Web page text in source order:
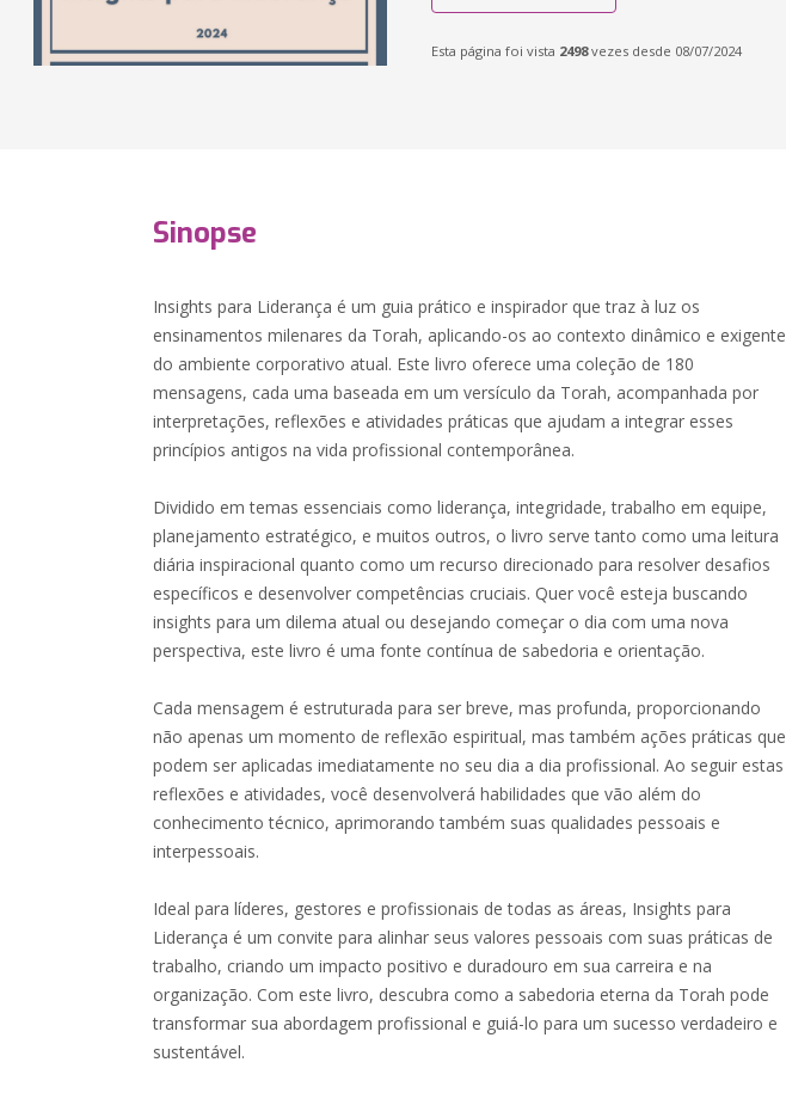
Esta página foi vista 2498vezes desde 08/07/2024
Sinopse
Insights para Liderança é um guia prático e inspirador que traz à luz os
ensinamentos milenares da Torah, aplicando-os ao contexto dinâmico e exigente
do ambiente corporativo atual. Este livro oferece uma coleção de 180
mensagens, cada uma baseada em um versículo da Torah, acompanhada por
interpretações, reflexões e atividades práticas que ajudam a integrar esses
princípios antigos na vida profissional contemporânea.
Dividido em temas essenciais como liderança, integridade, trabalho em equipe,
planejamento estratégico, e muitos outros, o livro serve tanto como uma leitura
diária inspiracional quanto como um recurso direcionado para resolver desafios
específicos e desenvolver competências cruciais. Quer você esteja buscando
insights para um dilema atual ou desejando começar o dia com uma nova
perspectiva, este livro é uma fonte contínua de sabedoria e orientação.
Cada mensagem é estruturada para ser breve, mas profunda, proporcionando
não apenas um momento de reflexão espiritual, mas também ações práticas que
podem ser aplicadas imediatamente no seu dia a dia profissional. Ao seguir estas
reflexões e atividades, você desenvolverá habilidades que vão além do
conhecimento técnico, aprimorando também suas qualidades pessoais e
interpessoais.
Ideal para líderes, gestores e profissionais de todas as áreas, Insights para
Liderança é um convite para alinhar seus valores pessoais com suas práticas de
trabalho, criando um impacto positivo e duradouro em sua carreira e na
organização. Com este livro, descubra como a sabedoria eterna da Torah pode
transformar sua abordagem profissional e guiá-lo para um sucesso verdadeiro e
sustentável.